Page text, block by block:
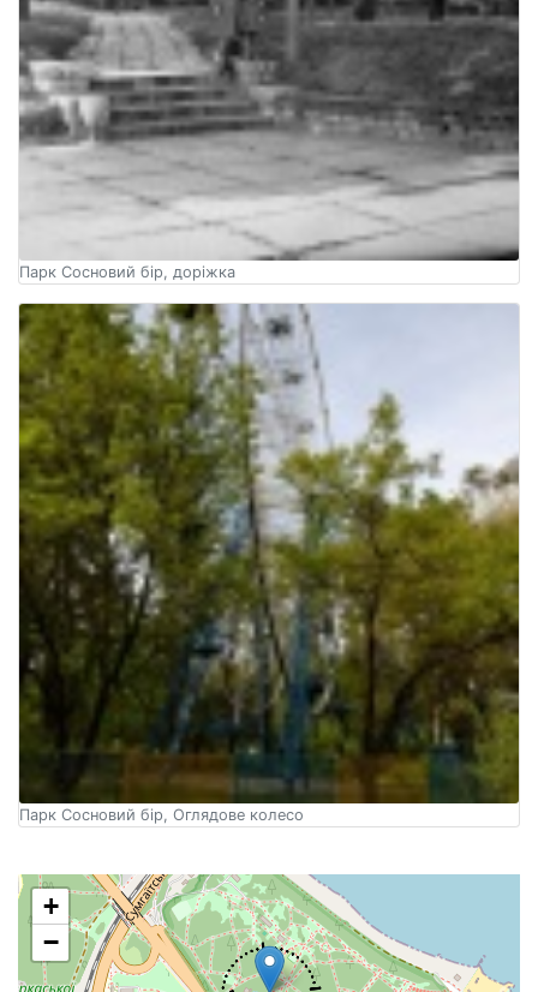
Парк Сосновий бір, доріжка
Парк Сосновий бір, Оглядове колесо
+
−